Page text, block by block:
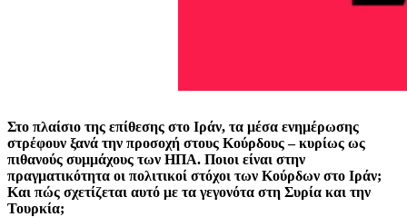
Στο πλαίσιο της επίθεσης στο Ιράν, τα μέσα ενημέρωσης
στρέφουν ξανά την προσοχή στους Κούρδους – κυρίως ως
πιθανούς συμμάχους των ΗΠΑ. Ποιοι είναι στην
πραγματικότητα οι πολιτικοί στόχοι των Κούρδων στο Ιράν;
Και πώς σχετίζεται αυτό με τα γεγονότα στη Συρία και την
Τουρκία;